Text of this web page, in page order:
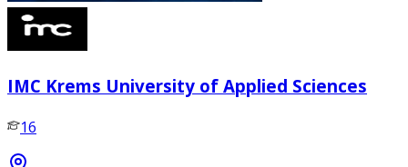
IMC Krems University of Applied Sciences
16